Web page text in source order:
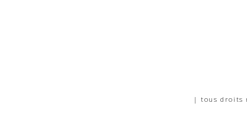
| tous droits